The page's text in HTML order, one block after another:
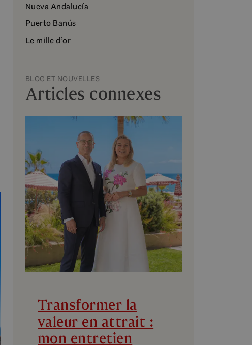
Nueva Andalucía
Puerto Banús
Le mille d’or
BLOG ET NOUVELLES
Articles connexes
Transformer la
valeur en attrait :
mon entretien